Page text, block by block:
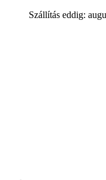
Szállítás eddig: